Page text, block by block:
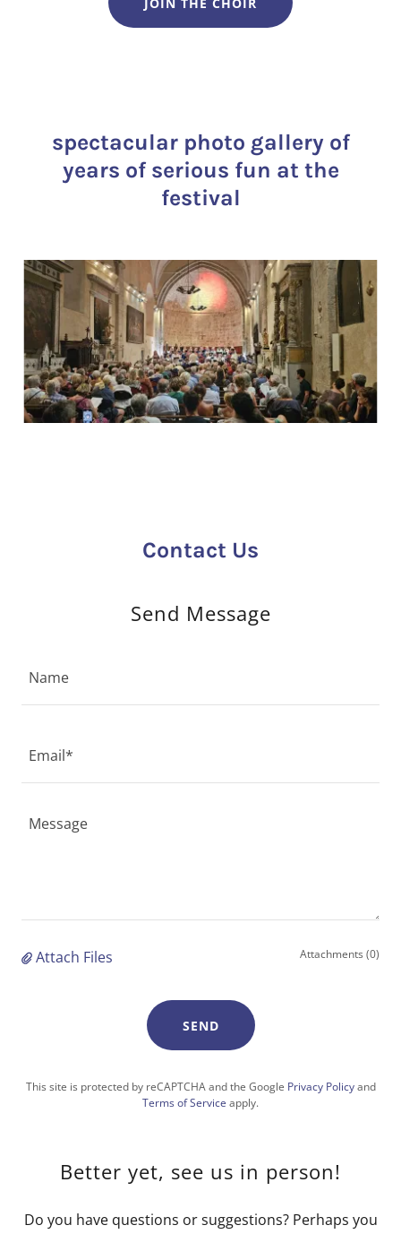
spectacular photo gallery of
years of serious fun at the
festival
Contact Us
Send Message
Name
Email*
Attach Files Attachments (0)
SEND
This site is protected by reCAPTCHA and the Google Privacy Policyand
Terms of Service apply.
Better yet, see us in person!
Do you have questions or suggestions? Perhaps you